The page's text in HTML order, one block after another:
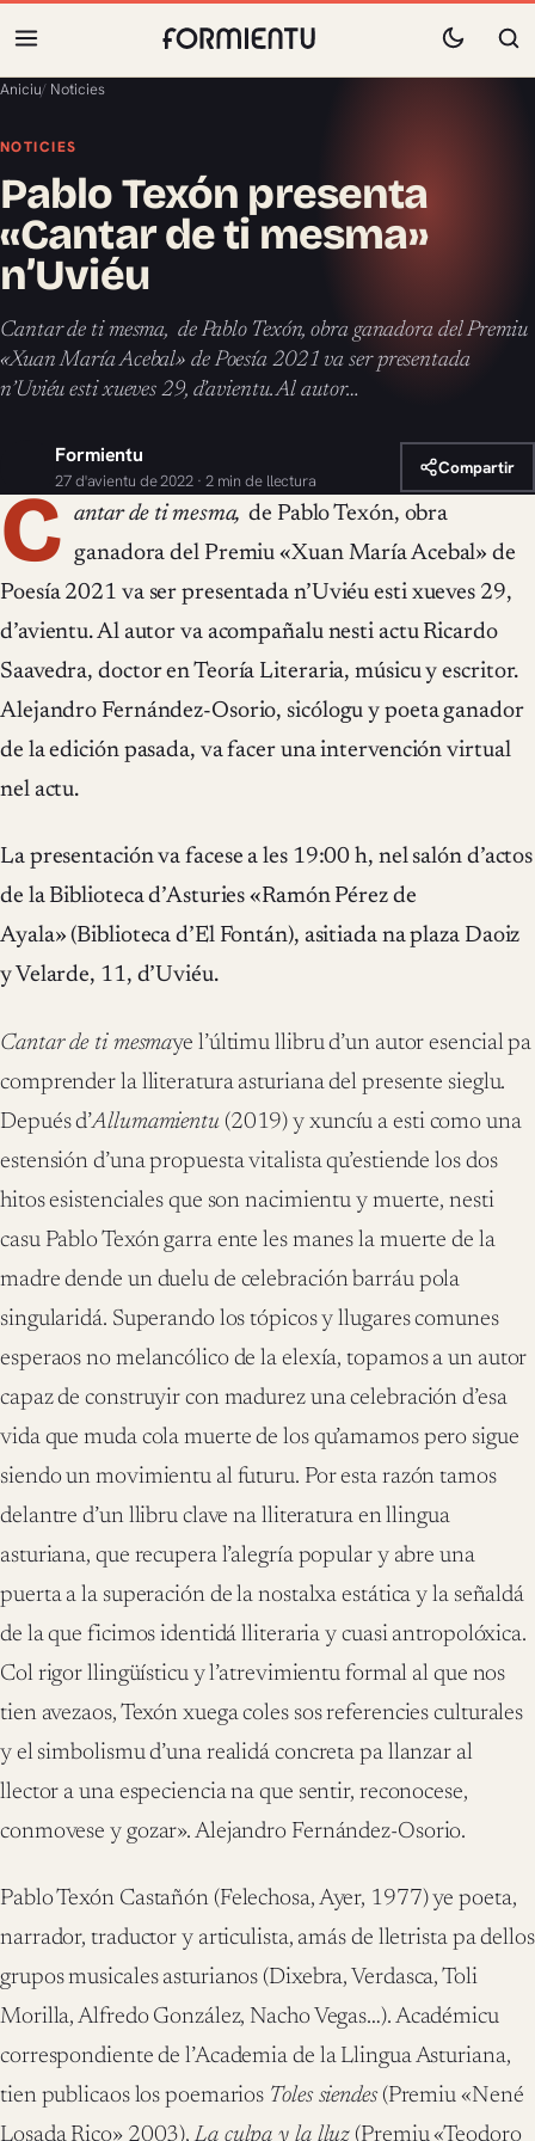
Aniciu/ Noticies
NOTICIES
Pablo Texón presenta
«Cantar de ti mesma»
n’Uviéu
Cantar de ti mesma, de Pablo Texón, obra ganadora del Premiu
«Xuan María Acebal» de Poesía 2021 va ser presentada
n’Uviéu esti xueves 29, d’avientu. Al autor…
Formientu
27 d'avientu de 2022 · 2 min de llectura
Compartir
C antar de ti mesma, de Pablo Texón, obra
ganadora del Premiu «Xuan María Acebal» de
Poesía 2021 va ser presentada n’Uviéu esti xueves 29,
d’avientu. Al autor va acompañalu nesti actu Ricardo
Saavedra, doctor en Teoría Literaria, músicu y escritor.
Alejandro Fernández-Osorio, sicólogu y poeta ganador
de la edición pasada, va facer una intervención virtual
nel actu.
La presentación va facese a les 19:00 h, nel salón d’actos
de la Biblioteca d’Asturies «Ramón Pérez de
Ayala» (Biblioteca d’El Fontán), asitiada na plaza Daoiz
y Velarde, 11, d’Uviéu.
Cantar de ti mesmaye l’últimu llibru d’un autor esencial pa
comprender la lliteratura asturiana del presente sieglu.
Depués d’Allumamientu(2019) y xuncíu a esti como una
estensión d’una propuesta vitalista qu’estiende los dos
hitos esistenciales que son nacimientu y muerte, nesti
casu Pablo Texón garra ente les manes la muerte de la
madre dende un duelu de celebración barráu pola
singularidá. Superando los tópicos y llugares comunes
esperaos no melancólico de la elexía, topamos a un autor
capaz de construyir con madurez una celebración d’esa
vida que muda cola muerte de los qu’amamos pero sigue
siendo un movimientu al futuru. Por esta razón tamos
delantre d’un llibru clave na lliteratura en llingua
asturiana, que recupera l’alegría popular y abre una
puerta a la superación de la nostalxa estática y la señaldá
de la que ficimos identidá lliteraria y cuasi antropolóxica.
Col rigor llingüísticu y l’atrevimientu formal al que nos
tien avezaos, Texón xuega coles sos referencies culturales
y el simbolismu d’una realidá concreta pa llanzar al
llector a una especiencia na que sentir, reconocese,
conmovese y gozar». Alejandro Fernández-Osorio.
Pablo Texón Castañón (Felechosa, Ayer, 1977) ye poeta,
narrador, traductor y articulista, amás de lletrista pa dellos
grupos musicales asturianos (Dixebra, Verdasca, Toli
Morilla, Alfredo González, Nacho Vegas…). Académicu
correspondiente de l’Academia de la Llingua Asturiana,
tien publicaos los poemarios Toles siendes(Premiu «Nené
Losada Rico» 2003),La culpa y la lluz (Premiu «Teodoro